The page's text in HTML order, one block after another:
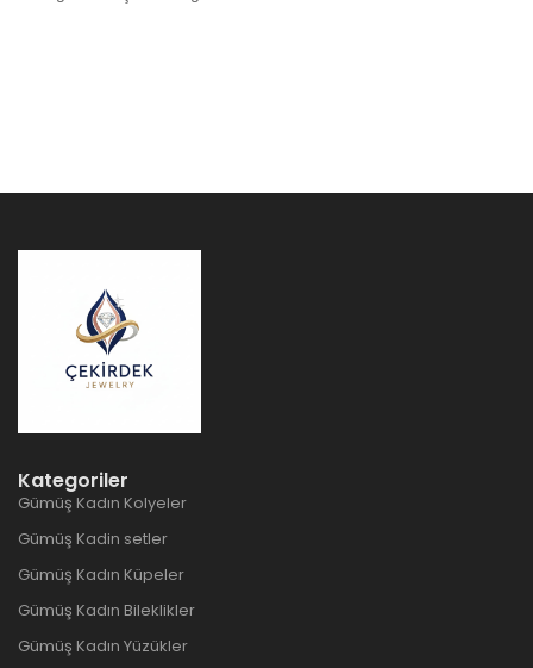
Kategoriler
Gümüş Kadın Kolyeler
Gümüş Kadin setler
Gümüş Kadın Küpeler
Gümüş Kadın Bileklikler
Gümüş Kadın Yüzükler